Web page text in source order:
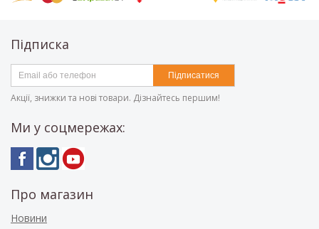
Підписка
Підписатися
Акції, знижки та нові товари. Дізнайтесь першим!
Ми у соцмережах:
Про магазин
Новини